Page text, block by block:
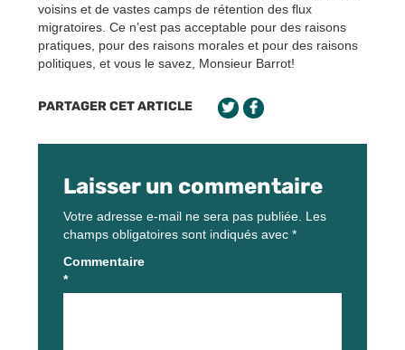
voisins et de vastes camps de rétention des flux
migratoires. Ce n’est pas acceptable pour des raisons
pratiques, pour des raisons morales et pour des raisons
politiques, et vous le savez, Monsieur Barrot!
PARTAGER CET ARTICLE
Laisser un commentaire
Votre adresse e-mail ne sera pas publiée. Les
champs obligatoires sont indiqués avec *
Commentaire
*